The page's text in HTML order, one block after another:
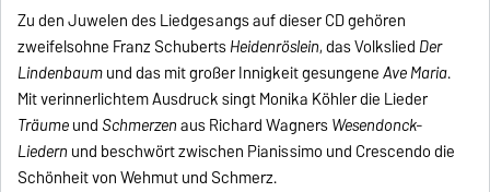
Zu den Juwelen des Liedgesangs auf dieser CD gehören
zweifelsohne Franz SchubertsHeidenröslein, das Volkslied Der
Lindenbaumund das mit großer Innigkeit gesungeneAve Maria.
Mit verinnerlichtem Ausdruck singt Monika Köhler die Lieder
Träumeund Schmerzenaus Richard WagnersWesendonck-
Liedern und beschwört zwischen Pianissimo und Crescendo die
Schönheit von Wehmut und Schmerz.